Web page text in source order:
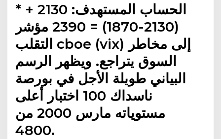
* الحساب المستهدف: 2130 +
(2130-1870) = 2390 مؤشر
التقلب cboe (vix) إلى مخاطر
السوق يتراجع. ويظهر الرسم
البياني طويلة الأجل في بورصة
ناسداك 100 اختبار أعلى
مستوياته مارس 2000 من
4800.